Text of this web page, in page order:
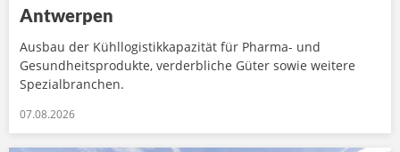
Antwerpen
Ausbau der Kühllogistikkapazität für Pharma- und
Gesundheitsprodukte, verderbliche Güter sowie weitere
Spezialbranchen.
07.08.2026